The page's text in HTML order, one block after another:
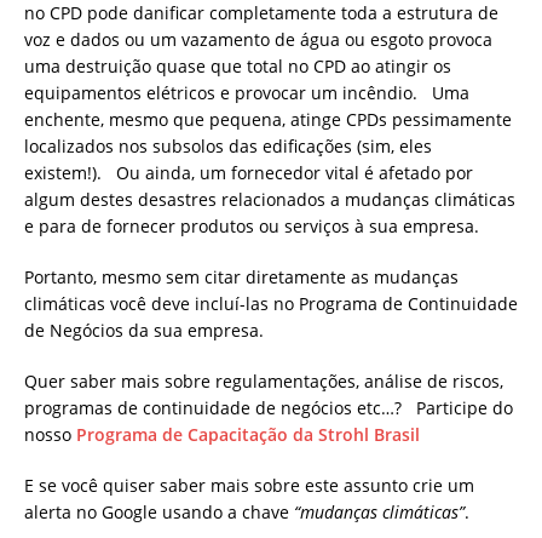
no CPD pode danificar completamente toda a estrutura de
voz e dados ou um vazamento de água ou esgoto provoca
uma destruição quase que total no CPD ao atingir os
equipamentos elétricos e provocar um incêndio. Uma
enchente, mesmo que pequena, atinge CPDs pessimamente
localizados nos subsolos das edificações (sim, eles
existem!). Ou ainda, um fornecedor vital é afetado por
algum destes desastres relacionados a mudanças climáticas
e para de fornecer produtos ou serviços à sua empresa.
Portanto, mesmo sem citar diretamente as mudanças
climáticas você deve incluí-las no Programa de Continuidade
de Negócios da sua empresa.
Quer saber mais sobre regulamentações, análise de riscos,
programas de continuidade de negócios etc…? Participe do
nosso Programa de Capacitação da Strohl Brasil
E se você quiser saber mais sobre este assunto crie um
alerta no Google usando a chave “mudanças climáticas”.